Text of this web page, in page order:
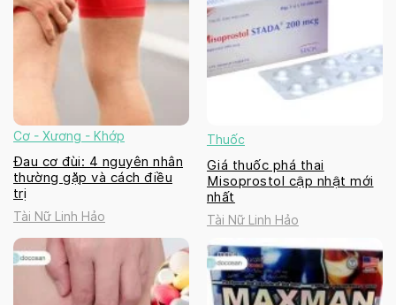
Cơ - Xương - Khớp
Đau cơ đùi: 4 nguyên nhân
thường gặp và cách điều
trị
Tài Nữ Linh Hảo
Thuốc
Giá thuốc phá thai
Misoprostol cập nhật mới
nhất
Tài Nữ Linh Hảo